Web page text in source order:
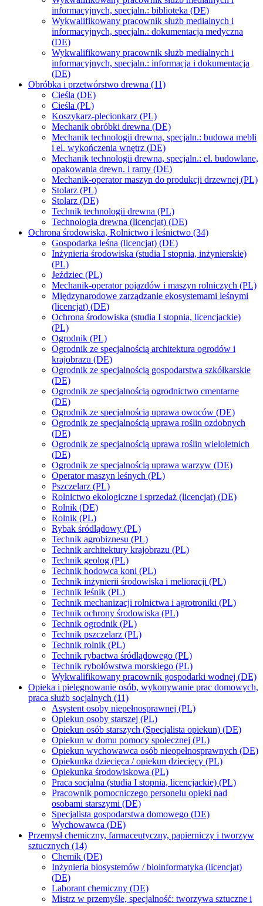
informacyjnych, specjaln.: biblioteka (DE)
Wykwalifikowany pracownik służb medialnych i
informacyjnych, specjaln.: dokumentacja medyczna
(DE)
Wykwalifikowany pracownik służb medialnych i
informacyjnych, specjaln.: informacja i dokumentacja
(DE)
Obróbka i przetwórstwo drewna (11)
Cieśla (DE)
Cieśla (PL)
Koszykarz-plecionkarz (PL)
Mechanik obróbki drewna (DE)
Mechanik technologii drewna, specjaln.: budowa mebli
i el. wykończenia wnętrz (DE)
Mechanik technologii drewna, specjaln.: el. budowlane,
opakowania drewn. i ramy (DE)
Mechanik-operator maszyn do produkcji drzewnej (PL)
Stolarz (PL)
Stolarz (DE)
Technik technologii drewna (PL)
Technologia drewna (licencjat) (DE)
Ochrona środowiska, Rolnictwo i leśnictwo (34)
Gospodarka leśna (licencjat) (DE)
Inżynieria środowiska (studia I stopnia, inżynierskie)
(PL)
Jeździec (PL)
Mechanik-operator pojazdów i maszyn rolniczych (PL)
Międzynarodowe zarządzanie ekosystemami leśnymi
(licencjat) (DE)
Ochrona środowiska (studia I stopnia, licencjackie)
(PL)
Ogrodnik (PL)
Ogrodnik ze specjalnością architektura ogrodów i
krajobrazu (DE)
Ogrodnik ze specjalnością gospodarstwa szkółkarskie
(DE)
Ogrodnik ze specjalnością ogrodnictwo cmentarne
(DE)
Ogrodnik ze specjalnością uprawa owoców (DE)
Ogrodnik ze specjalnością uprawa roślin ozdobnych
(DE)
Ogrodnik ze specjalnością uprawa roślin wieloletnich
(DE)
Ogrodnik ze specjalnością uprawa warzyw (DE)
Operator maszyn leśnych (PL)
Pszczelarz (PL)
Rolnictwo ekologiczne i sprzedaż (licencjat) (DE)
Rolnik (DE)
Rolnik (PL)
Rybak śródlądowy (PL)
Technik agrobiznesu (PL)
Technik architektury krajobrazu (PL)
Technik geolog (PL)
Technik hodowca koni (PL)
Technik inżynierii środowiska i melioracji (PL)
Technik leśnik (PL)
Technik mechanizacji rolnictwa i agrotroniki (PL)
Technik ochrony środowiska (PL)
Technik ogrodnik (PL)
Technik pszczelarz (PL)
Technik rolnik (PL)
Technik rybactwa śródlądowego (PL)
Technik rybołówstwa morskiego (PL)
Wykwalifikowany pracownik gospodarki wodnej (DE)
Opieka i pielęgnowanie osób, wykonywanie prac domowych,
praca służb socjalnych (11)
Asystent osoby niepełnosprawnej (PL)
Opiekun osoby starszej (PL)
Opiekun osób starszych (Specjalista opiekun) (DE)
Opiekun w domu pomocy społecznej (PL)
Opiekun wychowawca osób nieopełnosprawnych (DE)
Opiekunka dziecięca / opiekun dziecięcy (PL)
Opiekunka środowiskowa (PL)
Praca socjalna (studia I stopnia, licencjackie) (PL)
Pracownik pomocniczego personelu opieki nad
osobami starszymi (DE)
Specjalista gospodarstwa domowego (DE)
Wychowawca (DE)
Przemysł chemiczny, farmaceutyczny, papierniczy i tworzyw
sztucznych (14)
Chemik (DE)
Inżynieria biosystemów / bioinformatyka (licencjat)
(DE)
Laborant chemiczny (DE)
Mistrz w przemyśle, specjalność: tworzywa sztuczne i